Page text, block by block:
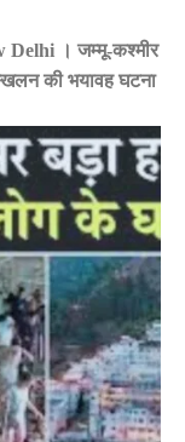
Delhi । जम्मू-कश्मीर
की भयावह घटना